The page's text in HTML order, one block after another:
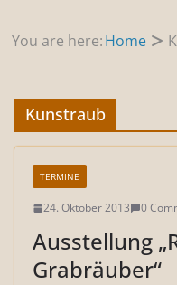
You are here:Home
Kunstraub
TERMINE
24. Oktober 2013 0
Ausstellung
Grabräuber“